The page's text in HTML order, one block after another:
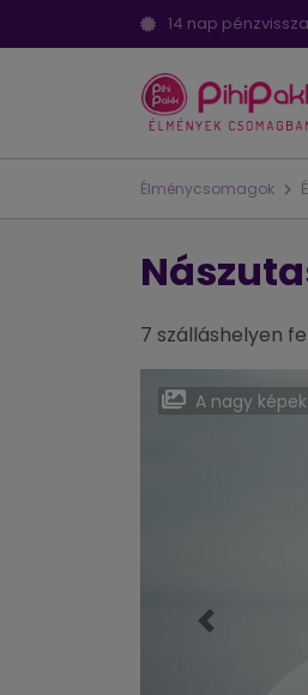
14 nap
Élménycsomagok
7 szálláshelyen
A nagy
Előző